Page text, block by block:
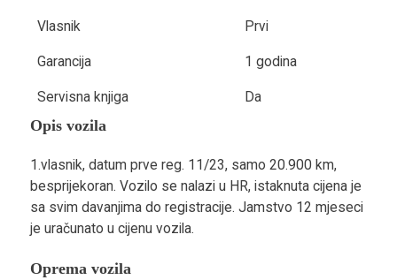
Vlasnik Prvi
Garancija 1 godina
Servisna knjiga Da
Opis vozila
1.vlasnik, datum prve reg. 11/23, samo 20.900 km,
besprijekoran. Vozilo se nalazi u HR, istaknuta cijena je
sa svim davanjima do registracije. Jamstvo 12 mjeseci
je uračunato u cijenu vozila.
Oprema vozila